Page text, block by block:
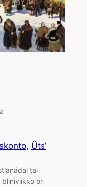
, Üts’
tai
bliniviikko on